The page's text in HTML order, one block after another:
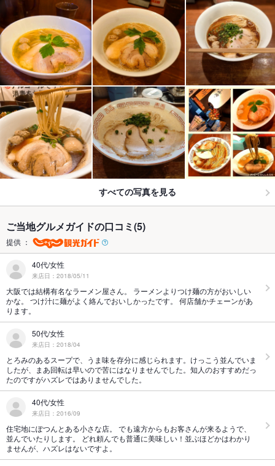
すべての写真を見る
ご当地グルメガイドの口コミ(5)
提供 ：
40代/女性
来店日：2018/05/11
大阪では結構有名なラーメン屋さん。 ラーメンよりつけ麺の方がおいしい
かな。 つけ汁に麺がよく絡んでおいしかったです。 何店舗かチェーンがあ
ります。
50代/女性
来店日：2018/04
とろみのあるスープで、うま味を存分に感じられます。けっこう並んでいま
したが、まあ回転は早いので苦にはなりませんでした。知人のおすすめだっ
たのですがハズレではありませんでした。
40代/女性
来店日：2016/09
住宅地にぽつんとある小さな店。 でも遠方からもお客さんが来るようで、
並んでいたりします。 どれ頼んでも普通に美味しい！並ぶほどかはわかり
ませんが、ハズレはないですよ。